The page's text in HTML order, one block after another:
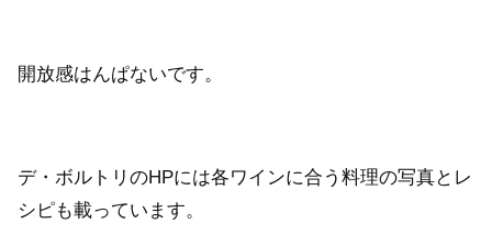
開放感はんぱないです。
デ・ボルトリのHPには各ワインに合う料理の写真とレ
シピも載っています。